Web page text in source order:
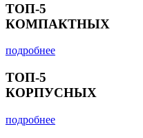
ТОП-5
КОМПАКТНЫХ
подробнее
ТОП-5
КОРПУСНЫХ
подробнее